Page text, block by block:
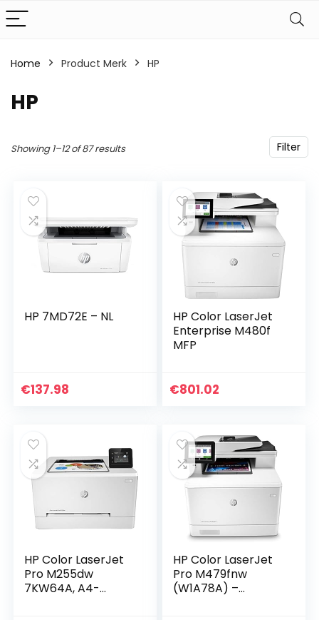
Home Product Merk ‎HP
‎HP
Filter
Showing 1–12 of 87 results
HP 7MD72E – NL
€137.98
HP Color LaserJet
Enterprise M480f
MFP
€801.02
HP Color LaserJet
Pro M255dw
7KW64A, A4-
HP Color LaserJet
Pro M479fnw
(W1A78A) –